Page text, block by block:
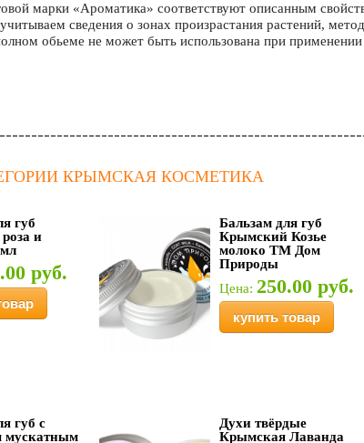
марки «Ароматика» соответствуют описанным
сведения о зонах произрастания растений,
обьеме не может быть использована при
КРЫМСКАЯ КОСМЕТИКА
губ
и
руб.
Бальзам для губ
Крымский Козье
молоко ТМ Дом
Природы
Цена: 250.00 руб.
купить товар
губ с
Духи твёрдые
Крымская Лаванда